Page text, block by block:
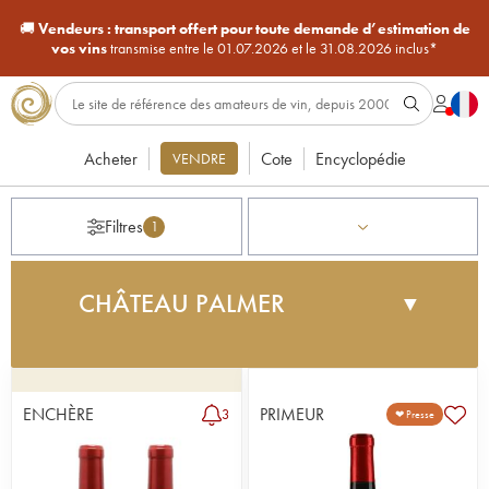
🚚Vendeurs : transport offert pour toute demande d’estimation de
vos vinstransmise entre le 01.07.2026 et le 31.08.2026 inclus*
Acheter VENDRE Cote Encyclopédie
Filtres 1
CHÂTEAU PALMER ▼
sous la Restauration en 1814. Auparavant, le
domaine est déjà apprécié de Louis XV, et connu
sous le nom de château de Gasq. Le propriétaire
s'attache à promouvoir son vin auprès de la haute
ENCHÈRE 3 PRIMEUR ❤ Presse